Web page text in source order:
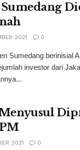
2021 0
Sumedang berinisial
investor dari
2021 0